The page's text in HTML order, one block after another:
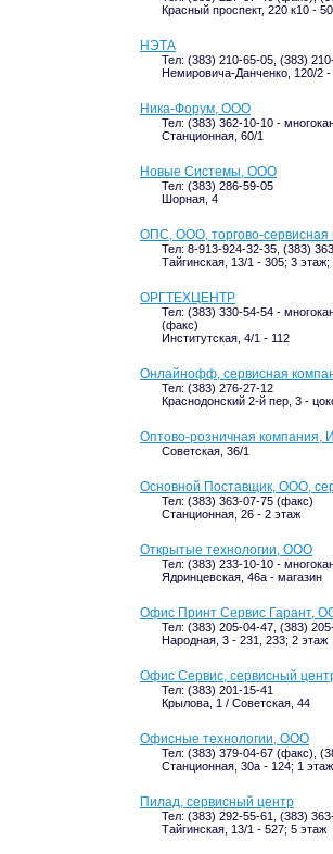
Красный проспект, 220 к10 -
НЭТА
Тел: (383) 210-65-05, (383)
Немировича-Данченко, 120/2 -
Ника-Форум, ООО
Тел: (383) 362-10-10 -
Станционная, 60/1
Новые Системы, ООО
Тел: (383) 286-59-05
Шорная, 4
ОПС, ООО, торгово-сервисная
Тел: 8-913-924-32-35, (383)
Тайгинская, 13/1 - 305; 3
ОРГТЕХЦЕНТР
Тел: (383) 330-54-54 -
(факс)
Институтская, 4/1 - 112
Онлайнофф, сервисная
Тел: (383) 276-27-12
Краснодонский 2-й пер, 3 -
Оптово-розничная компания,
Советская, 36/1
Основной Поставщик, ООО,
Тел: (383) 363-07-75 (факс)
Станционная, 26 - 2 этаж
Открытые технологии, ООО
Тел: (383) 233-10-10 -
Ядринцевская, 46а - магазин
Офис Принт Сервис Гарант,
Тел: (383) 205-04-47, (383)
Народная, 3 - 231, 233; 2 этаж
Офис Сервис, сервисный
Тел: (383) 201-15-41
Крылова, 1 / Советская, 44
Офисные технологии, ООО
Тел: (383) 379-04-67 (факс),
Станционная, 30а - 124; 1 этаж
Пилад, сервисный центр
Тел: (383) 292-55-61, (383)
Тайгинская, 13/1 - 527; 5 этаж